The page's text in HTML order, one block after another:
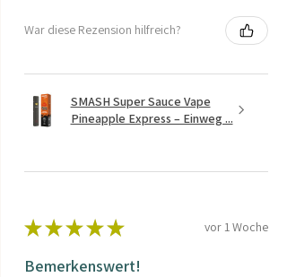
War diese Rezension hilfreich?
SMASH Super Sauce Vape
Pineapple Express – Einweg ...
★ ★ ★ ★ ★ vor 1 Woche
Bemerkenswert!